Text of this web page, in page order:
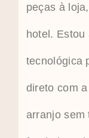
peças à
hotel. Estou
tecnológica
direto com
arranjo sem